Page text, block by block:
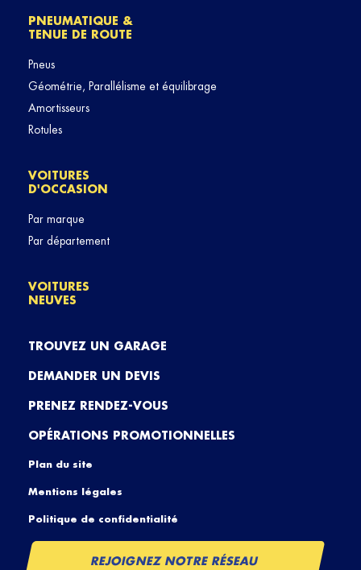
PNEUMATIQUE &
TENUE DE ROUTE
Pneus
Géométrie, Parallélisme et équilibrage
Amortisseurs
Rotules
VOITURES
D'OCCASION
Par marque
Par département
VOITURES
NEUVES
TROUVEZ UN GARAGE
DEMANDER UN DEVIS
PRENEZ RENDEZ-VOUS
OPÉRATIONS PROMOTIONNELLES
Plan du site
Mentions légales
Politique de confidentialité
REJOIGNEZ NOTRE RÉSEAU